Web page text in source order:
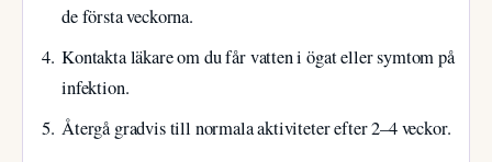
de första veckorna.
Kontakta läkare om du får vatten i ögat eller symtom på
infektion.
Återgå gradvis till normala aktiviteter efter 2–4 veckor.